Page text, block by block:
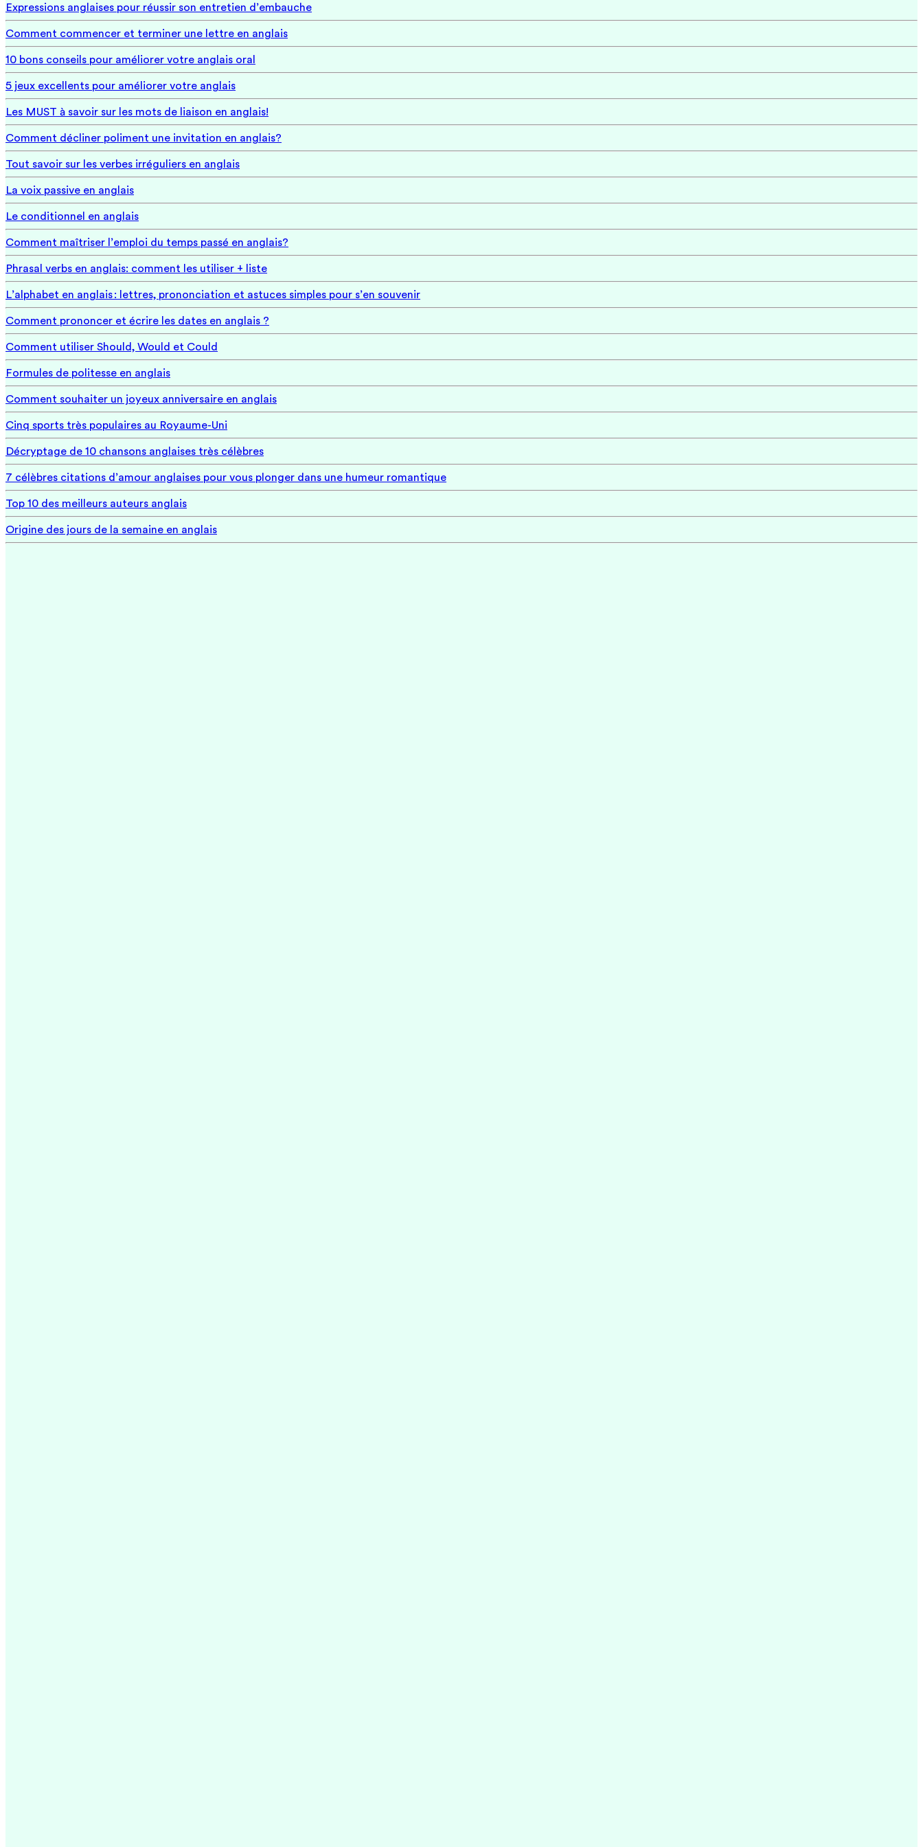
Expressions anglaises pour réussir son entretien d’embauche
Comment commencer et terminer une lettre en anglais
10 bons conseils pour améliorer votre anglais oral
5 jeux excellents pour améliorer votre anglais
Les MUST à savoir sur les mots de liaison en anglais!
Comment décliner poliment une invitation en anglais?
Tout savoir sur les verbes irréguliers en anglais
La voix passive en anglais
Le conditionnel en anglais
Comment maîtriser l’emploi du temps passé en anglais?
Phrasal verbs en anglais: comment les utiliser + liste
L’alphabet en anglais : lettres, prononciation et astuces simples pour s’en souvenir
Comment prononcer et écrire les dates en anglais ?
Comment utiliser Should, Would et Could
Formules de politesse en anglais
Comment souhaiter un joyeux anniversaire en anglais
Cinq sports très populaires au Royaume-Uni
Décryptage de 10 chansons anglaises très célèbres
7 célèbres citations d’amour anglaises pour vous plonger dans une humeur romantique
Top 10 des meilleurs auteurs anglais
Origine des jours de la semaine en anglais